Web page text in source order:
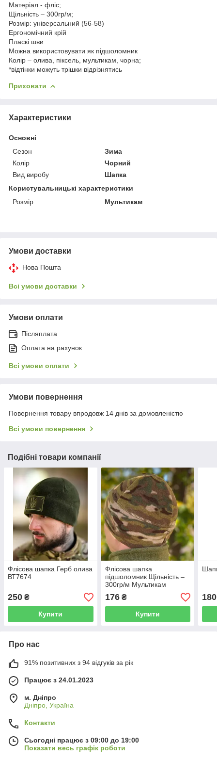
Матеріал - фліс;
Щільність – 300гр/м;
Розмір: універсальний (56-58)
Ергономічний крій
Пласкі шви
Можна використовувати як підшоломник
Колір – олива, піксель, мультикам, чорна;
*відтінки можуть трішки відрізнятись
Приховати
Характеристики
Основні
Сезон
Зима
Колір
Чорний
Вид виробу
Шапка
Користувальницькі характеристики
Розмір
Мультикам
Умови доставки
Нова Пошта
Всі умови доставки
Умови оплати
Післяплата
Оплата на рахунок
Всі умови оплати
Умови повернення
Повернення товару впродовж 14 днів за домовленістю
Всі умови повернення
Подібні товари компанії
Флісова шапка Герб олива
ВТ7674
250 ₴
Купити
Флісова шапка
підшоломник Щільність –
300гр/м Мультикам
176₴
Купити
180
Про нас
91% позитивних з 94 відгуків за рік
Працює з 24.01.2023
м. Дніпро
Дніпро, Україна
Контакти
Сьогодні працює з 09:00 до 19:00
Показати весь графік роботи